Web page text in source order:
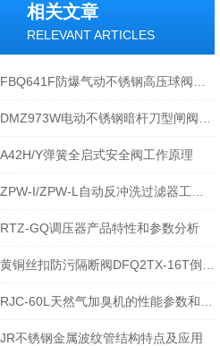
相关文章
RELEVANT ARTICLES
A42H/Y弹簧全启式安全阀工作原理
RTZ-GQ调压器产品特性和参数分析
JR不锈钢金属波纹管结构特点及应用